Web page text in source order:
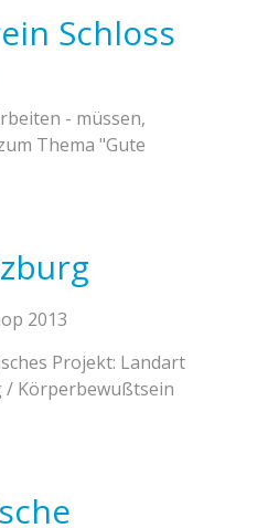
Schloss
- müssen,
Thema "Gute
2013
Projekt: Landart
Körperbewußtsein